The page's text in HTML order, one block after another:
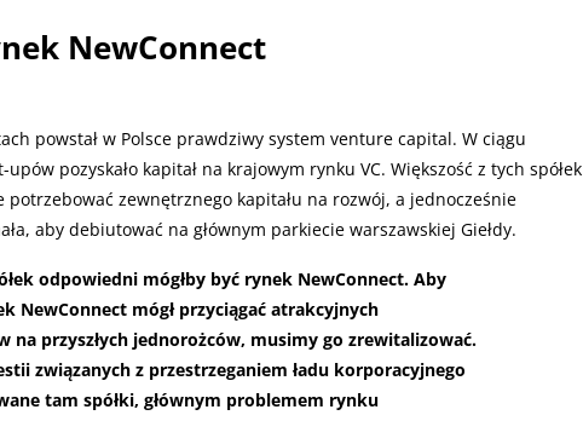
NewConnect
powstał w Polsce prawdziwy system venture capital. W ciągu
pozyskało kapitał na krajowym rynku VC. Większość z tych spółek
potrzebować zewnętrznego kapitału na rozwój, a jednocześnie
aby debiutować na głównym parkiecie warszawskiej Giełdy.
odpowiedni mógłby być rynek NewConnect. Aby
NewConnect mógł przyciągać atrakcyjnych
na przyszłych jednorożców, musimy go zrewitalizować.
związanych z przestrzeganiem ładu korporacyjnego
tam spółki, głównym problemem rynku